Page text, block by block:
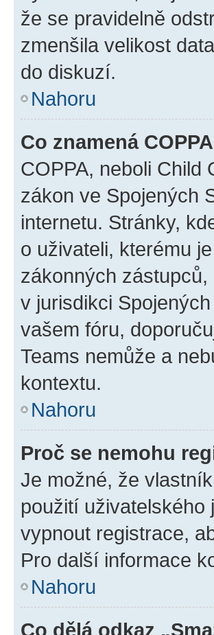
že se pravidelně
zmenšila velikost
do diskuzí.
Nahoru
Co znamená
COPPA, neboli Child
zákon ve Spojených
internetu. Stránky,
o uživateli, kterému
zákonných
v jurisdikci
vašem fóru,
Teams nemůže a
kontextu.
Nahoru
Proč se nemohu
Je možné, že
použití uživatelského
vypnout registrace,
Pro další informace
Nahoru
Co dělá odkaz